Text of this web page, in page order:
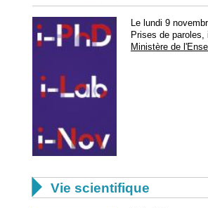
Le lundi 9
Prises de
Ministère de
 Vie scientifique